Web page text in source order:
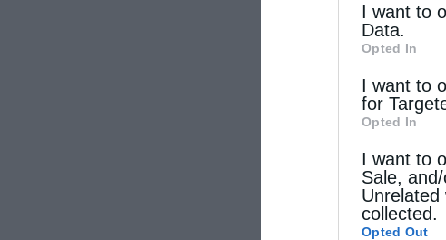
I want to
Data.
Opted In
I want to
for
Opted In
I want to
Sale,
collected.
Opted Out